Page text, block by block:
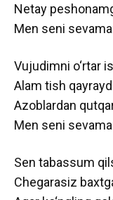
Netay
Men seni
Vujudimni o‘rtar
Alam tish
Azoblardan
Men seni
Sen tabassum
Chegarasiz